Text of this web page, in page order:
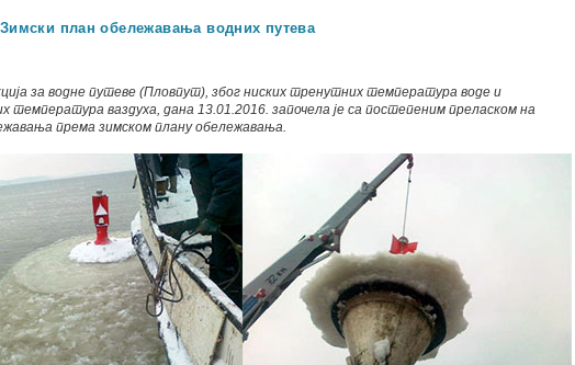
план обележавања водних путева
за водне путеве (Пловпут), због ниских тренутних температура воде и
температура ваздуха, дана 13.01.2016. започела је са постепеним преласком на
према зимском плану обележавања.